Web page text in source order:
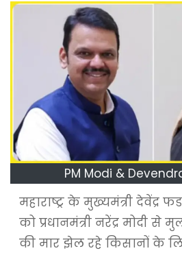
PM Modi &
महाराष्ट्र के मुख्यमंत्री देवेंद्र
को प्रधानमंत्री नरेंद्र मोदी से
की मार झेल रहे किसानों के